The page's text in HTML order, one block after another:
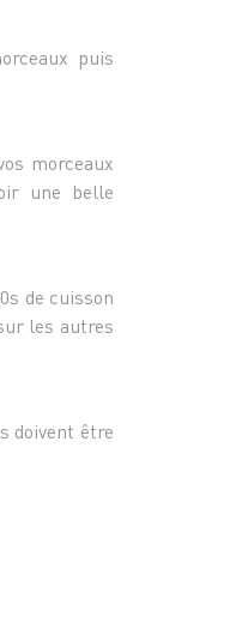
puis
morceaux
une belle
de cuisson
les autres
doivent être